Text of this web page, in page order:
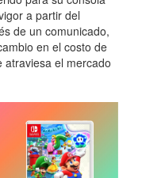
a partir del
de un comunicado,
en el costo de
atraviesa el mercado